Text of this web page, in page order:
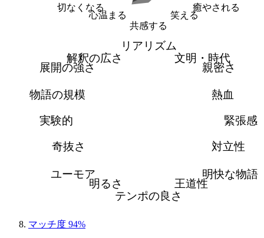
癒やされる
笑える
共感する
心温まる
切なくなる
リアリズム
文明・時代
親密さ
熱血
緊張感
対立性
明快な物語
王道性
テンポの良さ
明るさ
ユーモア
奇抜さ
実験的
物語の規模
展開の強さ
解釈の広さ
マッチ度 94%